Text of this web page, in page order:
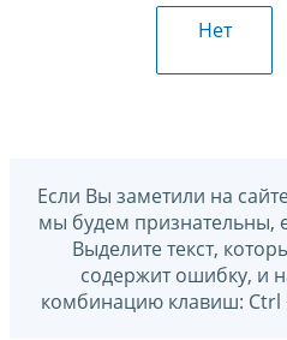
Нет
Если Вы заметили на
мы будем признательны,
Выделите текст,
содержит ошибку, и
комбинацию клавиш: Ctrl